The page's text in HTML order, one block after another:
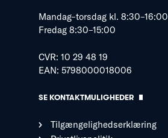
Mandag–torsdag kl. 8:30–16:00
Fredag 8:30–15:00
CVR: 10 29 48 19
EAN: 5798000018006
SE KONTAKTMULIGHEDER
Tilgængelighedserklæring